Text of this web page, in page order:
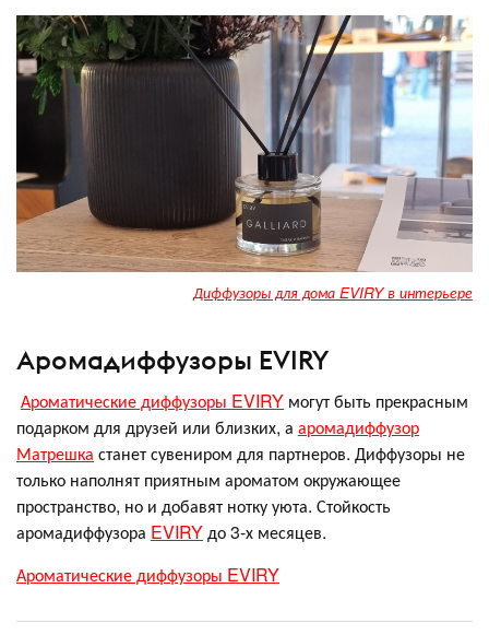
Диффузоры для дома EVIRY в интерьере
Аромадиффузоры EVIRY
Ароматические диффузоры EVIRY могут быть прекрасным
подарком для друзей или близких, а аромадиффузор
Матрешка станет сувениром для партнеров. Диффузоры не
только наполнят приятным ароматом окружающее
пространство, но и добавят нотку уюта. Стойкость
аромадиффузора EVIRYдо 3-х месяцев.
Ароматические диффузоры EVIRY